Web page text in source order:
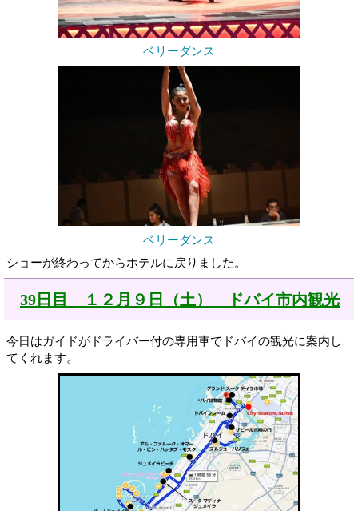
ベリーダンス
ベリーダンス
ショーが終わってからホテルに戻りました。
39日目 １２月９日（土） ドバイ市内観光
今日はガイドがドライバー付の専用車でドバイの観光に案内し
てくれます。